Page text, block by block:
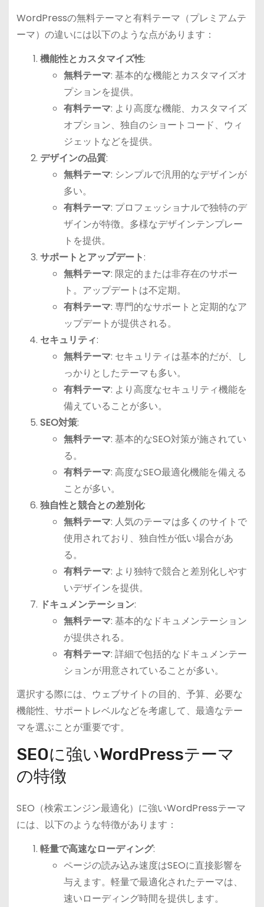
WordPressの無料テーマと有料テーマ（プレミアムテ
ーマ）の違いには以下のような点があります：
機能性とカスタマイズ性:
無料テーマ: 基本的な機能とカスタマイズオ
プションを提供。
有料テーマ: より高度な機能、カスタマイズ
オプション、独自のショートコード、ウィ
ジェットなどを提供。
デザインの品質:
無料テーマ: シンプルで汎用的なデザインが
多い。
有料テーマ: プロフェッショナルで独特のデ
ザインが特徴。多様なデザインテンプレー
トを提供。
サポートとアップデート:
無料テーマ: 限定的または非存在のサポー
ト。アップデートは不定期。
有料テーマ: 専門的なサポートと定期的なア
ップデートが提供される。
セキュリティ:
無料テーマ: セキュリティは基本的だが、し
っかりとしたテーマも多い。
有料テーマ: より高度なセキュリティ機能を
備えていることが多い。
SEO対策:
無料テーマ: 基本的なSEO対策が施されてい
る。
有料テーマ: 高度なSEO最適化機能を備える
ことが多い。
独自性と競合との差別化:
無料テーマ: 人気のテーマは多くのサイトで
使用されており、独自性が低い場合があ
る。
有料テーマ: より独特で競合と差別化しやす
いデザインを提供。
ドキュメンテーション:
無料テーマ: 基本的なドキュメンテーション
が提供される。
有料テーマ: 詳細で包括的なドキュメンテー
ションが用意されていることが多い。
選択する際には、ウェブサイトの目的、予算、必要な
機能性、サポートレベルなどを考慮して、最適なテー
マを選ぶことが重要です。
SEOに強いWordPressテーマ
の特徴
SEO（検索エンジン最適化）に強いWordPressテーマ
には、以下のような特徴があります：
軽量で高速なローディング:
ページの読み込み速度はSEOに直接影響を
与えます。軽量で最適化されたテーマは、
速いローディング時間を提供します。